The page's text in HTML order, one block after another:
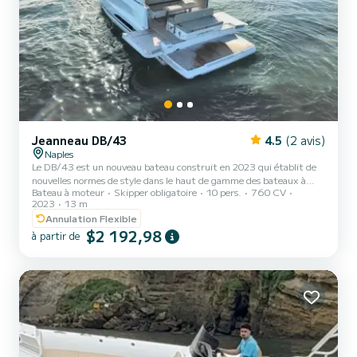
Jeanneau DB/43 4.5 (2 avis)
Naples
Le DB/43 est un nouveau bateau construit en 2023 qui établit de
nouvelles normes de style dans le haut de gamme des bateaux à
moteur walkaround XL, permettant aux clients de vivre la journée
sur l'eau avec un maximum de confort en termes d'espace, de
solutions intelligentes et de puissance. Atteindre les destinations
les plus recherchées du golfe de Naples pour une excursion d'une
journée n'a jamais été aussi confortable : Capri, Positano, Ischia,
Bateau à moteur Skipper obligatoire 10 pers.
760 CV
2023
13 m
Annulation Flexible
à partir de $2 192,98